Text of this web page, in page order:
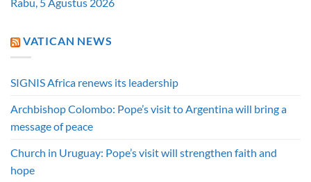
VATICAN NEWS
SIGNIS Africa renews its leadership
Archbishop Colombo: Pope’s visit to Argentina will bring a
message of peace
Church in Uruguay: Pope’s visit will strengthen faith and
hope